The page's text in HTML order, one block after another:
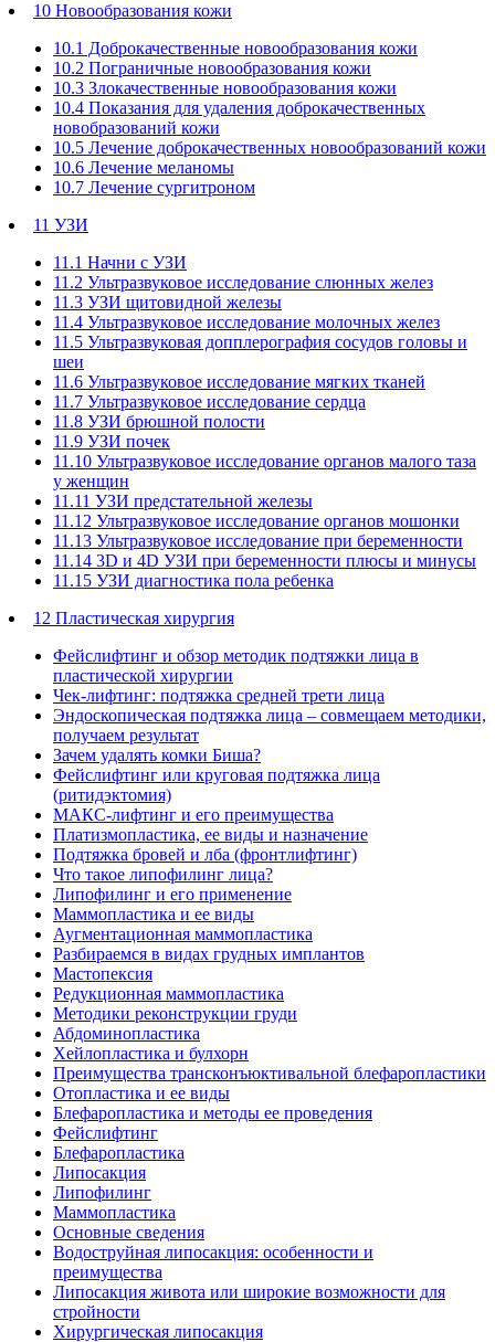
10 Новообразования кожи
10.1 Доброкачественные новообразования кожи
10.2 Пограничные новообразования кожи
10.3 Злокачественные новообразования кожи
10.4 Показания для удаления доброкачественных
новобразований кожи
10.5 Лечение доброкачественных новообразований кожи
10.6 Лечение меланомы
10.7 Лечение сургитроном
11 УЗИ
11.1 Начни с УЗИ
11.2 Ультразвуковое исследование слюнных желез
11.3 УЗИ щитовидной железы
11.4 Ультразвуковое исследование молочных желез
11.5 Ультразвуковая допплерография сосудов головы и
шеи
11.6 Ультразвуковое исследование мягких тканей
11.7 Ультразвуковое исследование сердца
11.8 УЗИ брюшной полости
11.9 УЗИ почек
11.10 Ультразвуковое исследование органов малого таза
у женщин
11.11 УЗИ предстательной железы
11.12 Ультразвуковое исследование органов мошонки
11.13 Ультразвуковое исследование при беременности
11.14 3D и 4D УЗИ при беременности плюсы и минусы
11.15 УЗИ диагностика пола ребенка
12 Пластическая хирургия
Фейслифтинг и обзор методик подтяжки лица в
пластической хирургии
Чек-лифтинг: подтяжка средней трети лица
Эндоскопическая подтяжка лица – совмещаем методики,
получаем результат
Зачем удалять комки Биша?
Фейслифтинг или круговая подтяжка лица
(ритидэктомия)
МАКС-лифтинг и его преимущества
Платизмопластика, ее виды и назначение
Подтяжка бровей и лба (фронтлифтинг)
Что такое липофилинг лица?
Липофилинг и его применение
Маммопластика и ее виды
Аугментационная маммопластика
Разбираемся в видах грудных имплантов
Мастопексия
Редукционная маммопластика
Методики реконструкции груди
Абдоминопластика
Хейлопластика и булхорн
Преимущества трансконъюктивальной блефаропластики
Отопластика и ее виды
Блефаропластика и методы ее проведения
Фейслифтинг
Блефаропластика
Липосакция
Липофилинг
Маммопластика
Основные сведения
Водоструйная липосакция: особенности и
преимущества
Липосакция живота или широкие возможности для
стройности
Хирургическая липосакция